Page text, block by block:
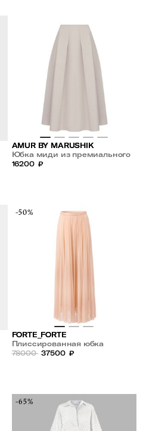
AMUR BY MARUSHIK
Юбка миди из премиального
льна Нежный Беж
16200 ₽
-50%
FORTE_FORTE
Плиссированная юбка
78000 37500 ₽
-65%